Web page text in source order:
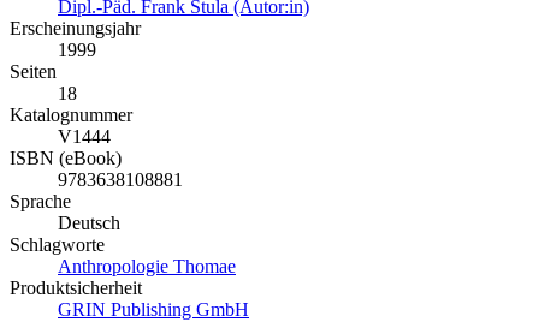
Dipl.-Päd. Frank Stula (Autor:in)
Erscheinungsjahr
1999
Seiten
18
Katalognummer
V1444
ISBN (eBook)
9783638108881
Sprache
Deutsch
Schlagworte
Anthropologie Thomae
Produktsicherheit
GRIN Publishing GmbH